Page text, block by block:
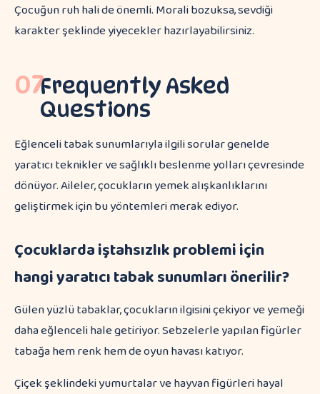
Çocuğun ruh hali de önemli. Morali bozuksa, sevdiği
karakter şeklinde yiyecekler hazırlayabilirsiniz.
07Frequently Asked
Questions
Eğlenceli tabak sunumlarıyla ilgili sorular genelde
yaratıcı teknikler ve sağlıklı beslenme yolları çevresinde
dönüyor. Aileler, çocukların yemek alışkanlıklarını
geliştirmek için bu yöntemleri merak ediyor.
Çocuklarda iştahsızlık problemi için
hangi yaratıcı tabak sunumları önerilir?
Gülen yüzlü tabaklar, çocukların ilgisini çekiyor ve yemeği
daha eğlenceli hale getiriyor. Sebzelerle yapılan figürler
tabağa hem renk hem de oyun havası katıyor.
Çiçek şeklindeki yumurtalar ve hayvan figürleri hayal